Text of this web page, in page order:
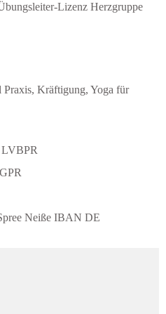
Lizenz Herzgruppe
Kräftigung, Yoga für
Neiße IBAN DE